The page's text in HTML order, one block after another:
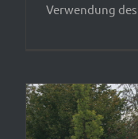
Verwendung